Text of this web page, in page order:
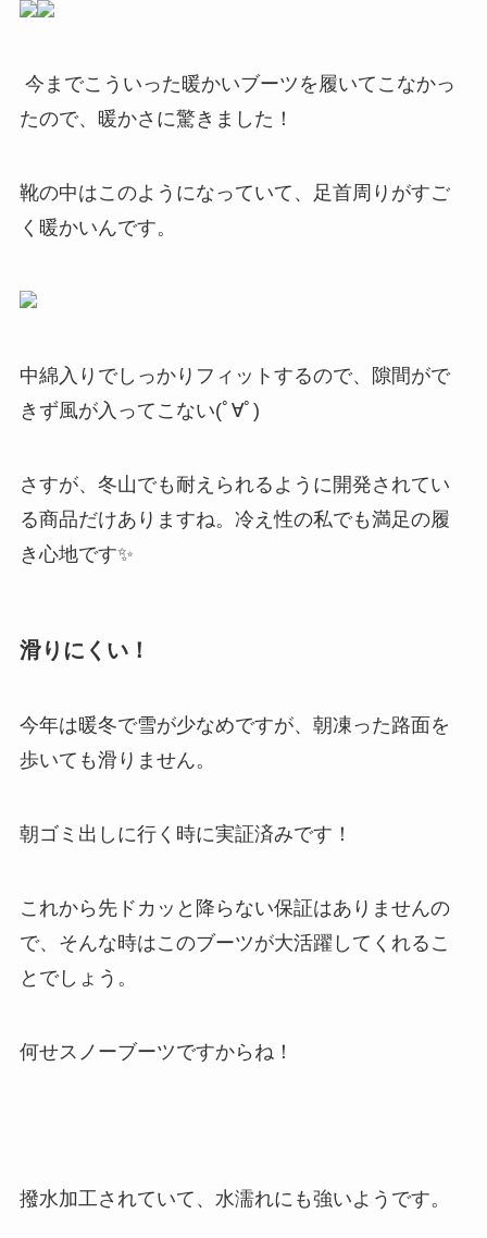
今までこういった暖かいブーツを履いてこなかっ
たので、暖かさに驚きました！
靴の中はこのようになっていて、足首周りがすご
く暖かいんです。
中綿入りでしっかりフィットするので、隙間がで
きず風が入ってこない(ﾟ∀ﾟ)
さすが、冬山でも耐えられるように開発されてい
る商品だけありますね。冷え性の私でも満足の履
き心地です✨
滑りにくい！
今年は暖冬で雪が少なめですが、朝凍った路面を
歩いても滑りません。
朝ゴミ出しに行く時に実証済みです！
これから先ドカッと降らない保証はありませんの
で、そんな時はこのブーツが大活躍してくれるこ
とでしょう。
何せスノーブーツですからね！
撥水加工されていて、水濡れにも強いようです。